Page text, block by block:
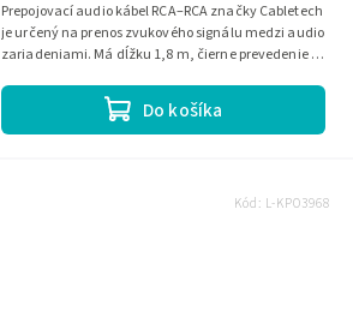
Do košíka
Prepojovací audio kábel RCA–RCA značky Cabletech
je určený na prenos zvukového signálu medzi audio
zariadeniami. Má dĺžku 1,8 m, čierne prevedenie a
Kód: L-KPO3968